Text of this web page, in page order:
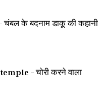
के बदनाम डाकू की कहानी
– चोरी करने वाला